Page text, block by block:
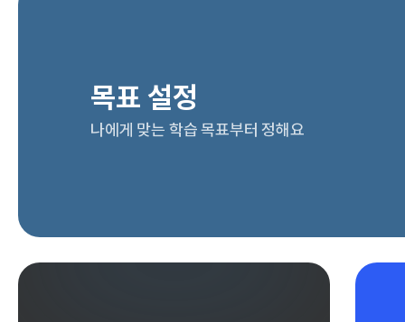
목표 설정
나에게 맞는 학습 목표부터 정해요